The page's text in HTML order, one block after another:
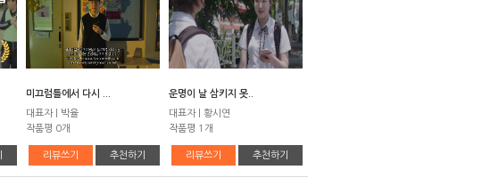
미끄럼틀에서 다시 ...
대표자 | 박율
작품평 0개
리뷰쓰기 추천하기
운명이 날 삼키지 못..
대표자 | 황시연
작품평 1개
리뷰쓰기 추천하기